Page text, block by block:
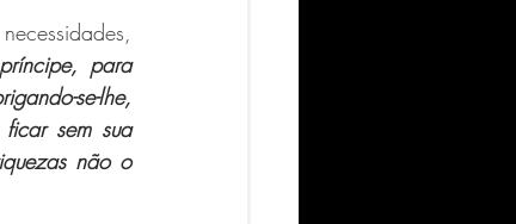
para
se-lhe,
sem sua
não o